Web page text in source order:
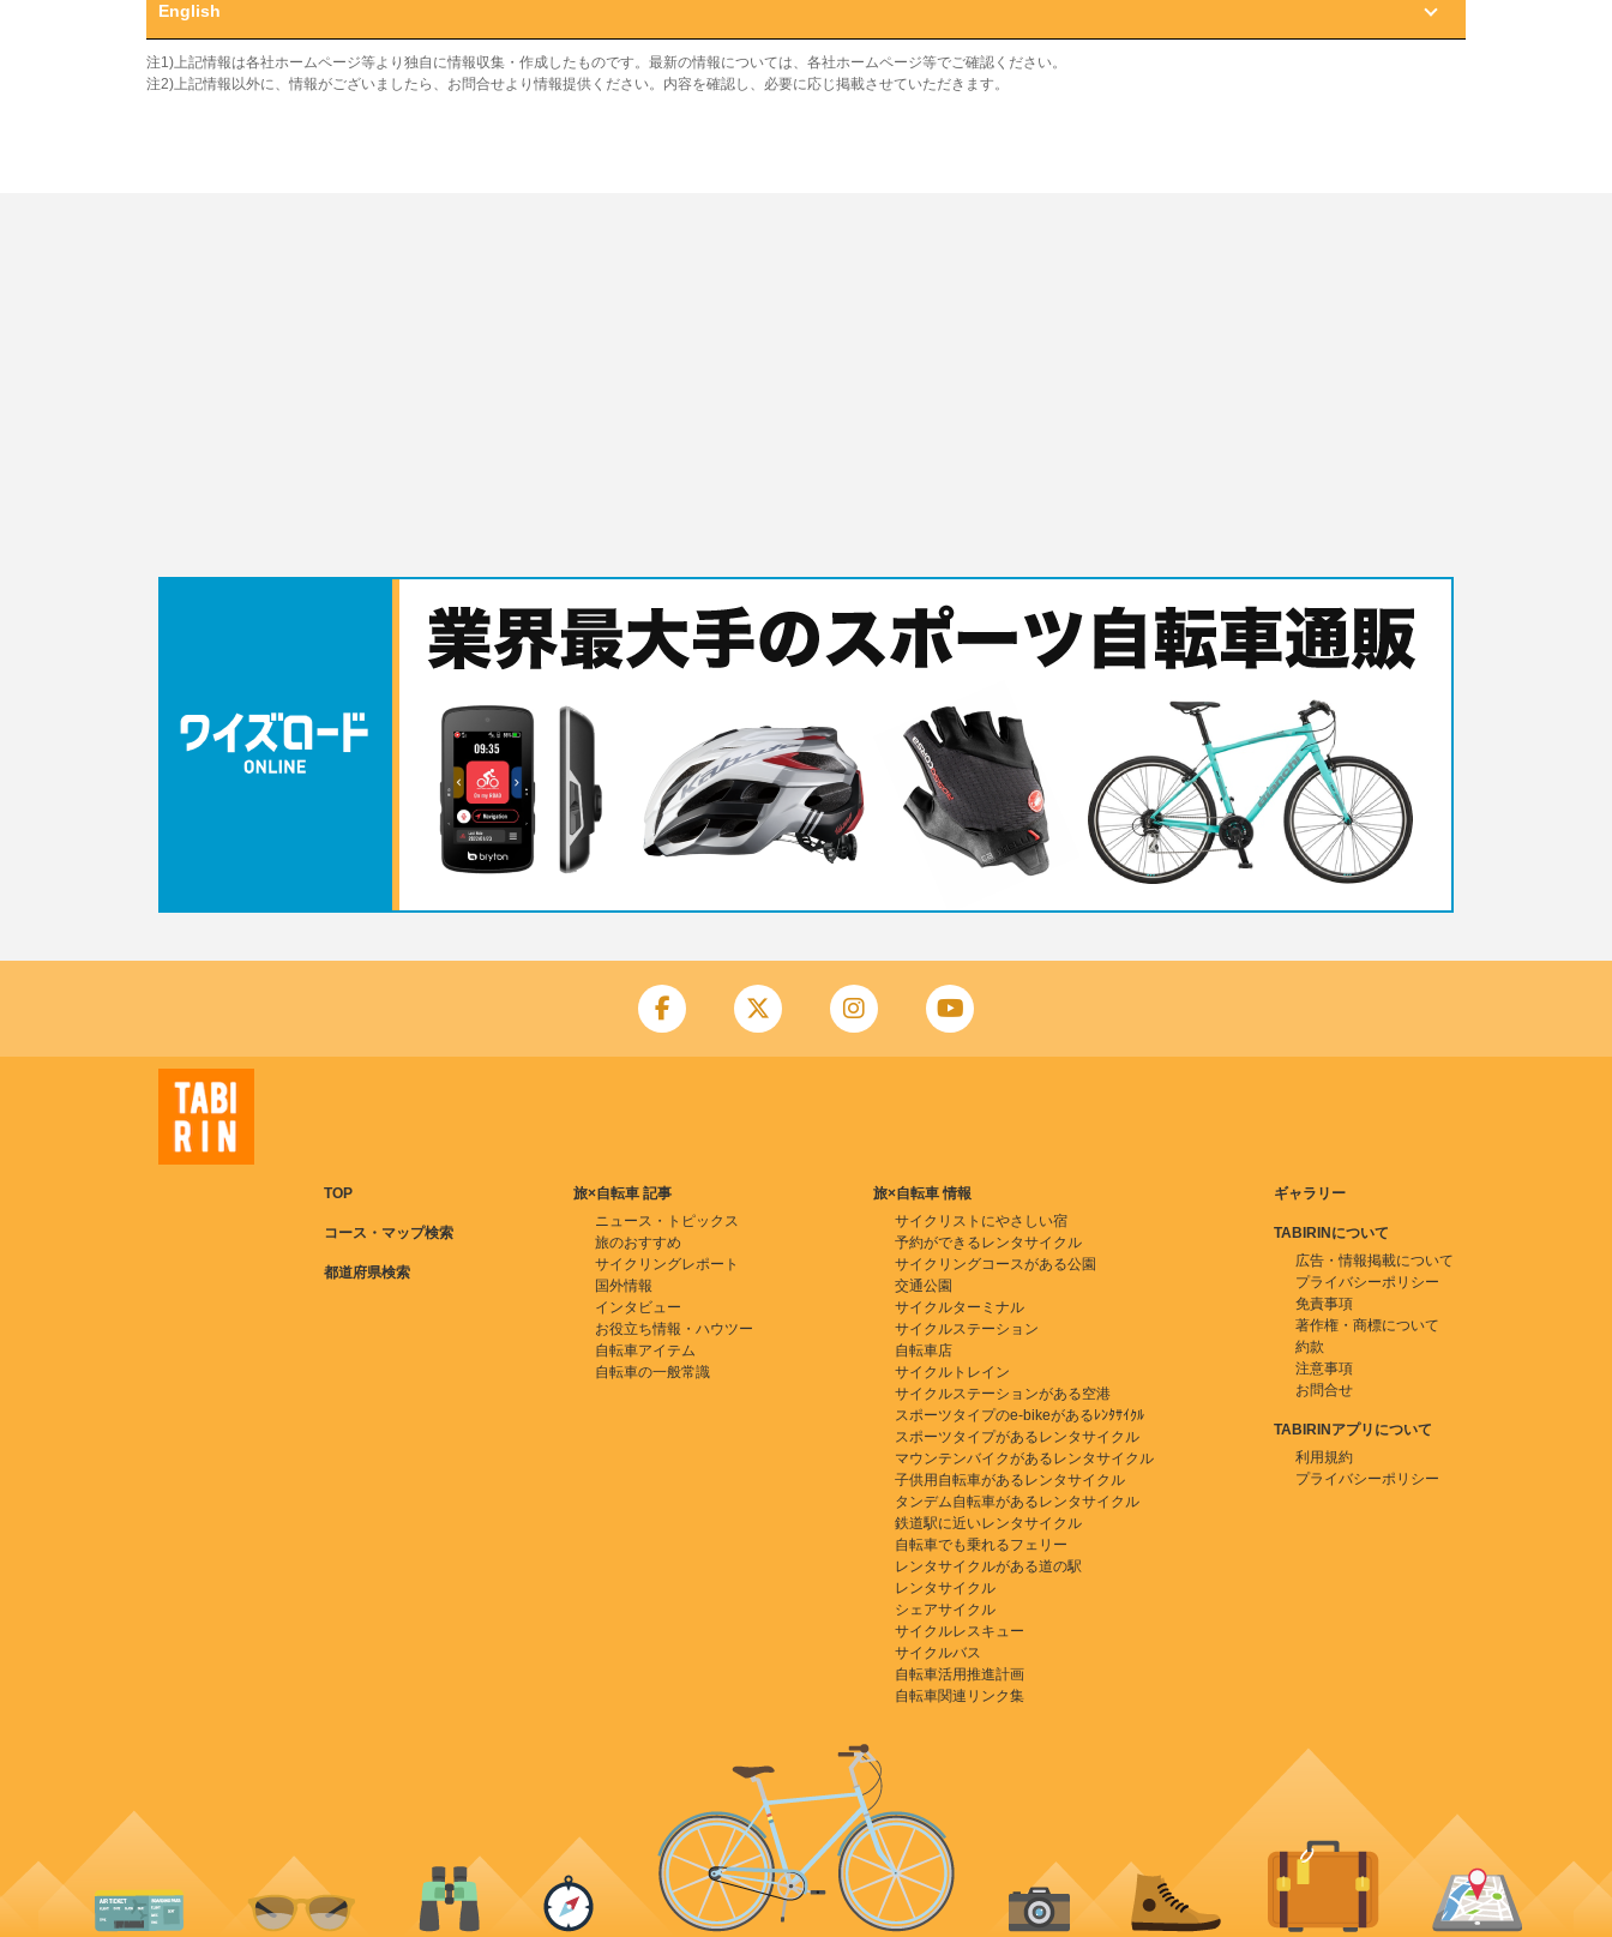
English
注1)上記情報は各社ホームページ等より独自に情報収集・作成したものです。最新の情報については、各社ホームページ等でご確認ください。
注2)上記情報以外に、情報がございましたら、お問合せより情報提供ください。内容を確認し、必要に応じ掲載させていただきます。
TOP
コース・マップ検索
都道府県検索
旅×自転車 記事
ニュース・トピックス
旅のおすすめ
サイクリングレポート
国外情報
インタビュー
お役立ち情報・ハウツー
自転車アイテム
自転車の一般常識
旅×自転車 情報
サイクリストにやさしい宿
予約ができるレンタサイクル
サイクリングコースがある公園
交通公園
サイクルターミナル
サイクルステーション
自転車店
サイクルトレイン
サイクルステーションがある空港
スポーツタイプのe-bikeがあるﾚﾝﾀｻｲｸﾙ
スポーツタイプがあるレンタサイクル
マウンテンバイクがあるレンタサイクル
子供用自転車があるレンタサイクル
タンデム自転車があるレンタサイクル
鉄道駅に近いレンタサイクル
自転車でも乗れるフェリー
レンタサイクルがある道の駅
レンタサイクル
シェアサイクル
サイクルレスキュー
サイクルバス
自転車活用推進計画
自転車関連リンク集
ギャラリー
TABIRINについて
広告・情報掲載について
プライバシーポリシー
免責事項
著作権・商標について
約款
注意事項
お問合せ
TABIRINアプリについて
利用規約
プライバシーポリシー